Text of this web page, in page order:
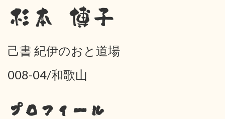
杉本 博子
己書 紀伊のおと道場
008-04/和歌山
プロフィール